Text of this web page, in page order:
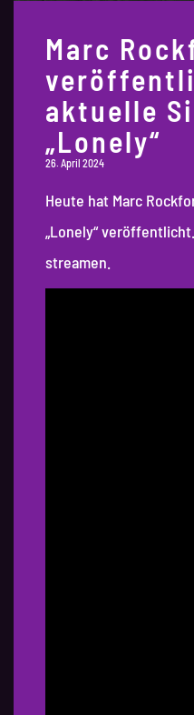
Marc
aktuelle
„Lonely“
26. April 2024
Heute hat Marc
„Lonely“
streamen.